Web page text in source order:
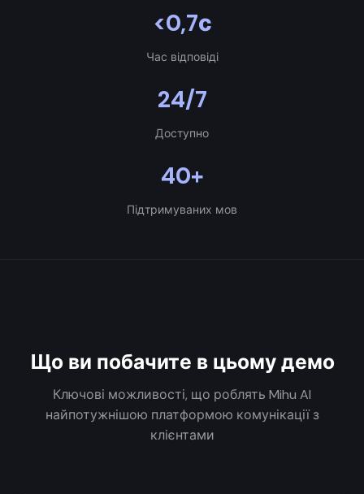
<0,7с
Час відповіді
24/7
Доступно
40+
Підтримуваних мов
Що ви побачите в цьому демо
Ключові можливості, що роблять Mihu AI
найпотужнішою платформою комунікації з
клієнтами